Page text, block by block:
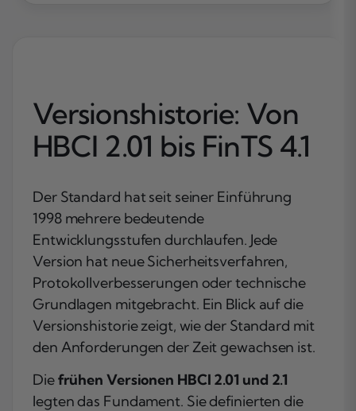
Versionshistorie: Von
HBCI 2.01 bis FinTS 4.1
Der Standard hat seit seiner Einführung
1998 mehrere bedeutende
Entwicklungsstufen durchlaufen. Jede
Version hat neue Sicherheitsverfahren,
Protokollverbesserungen oder technische
Grundlagen mitgebracht. Ein Blick auf die
Versionshistorie zeigt, wie der Standard mit
den Anforderungen der Zeit gewachsen ist.
Diefrühen Versionen HBCI 2.01 und 2.1
legten das Fundament. Sie definierten die